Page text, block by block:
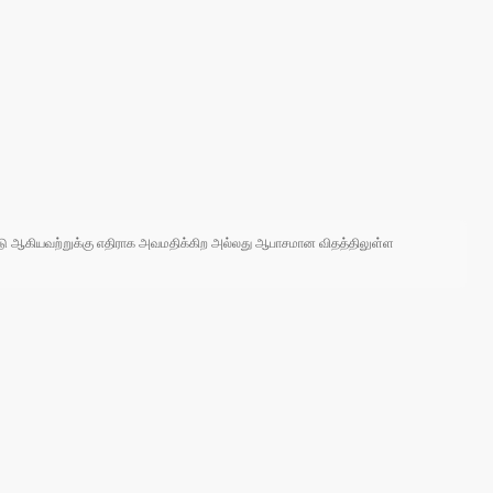
ஆகியவற்றுக்கு எதிராக அவமதிக்கிற அல்லது ஆபாசமான விதத்திலுள்ள